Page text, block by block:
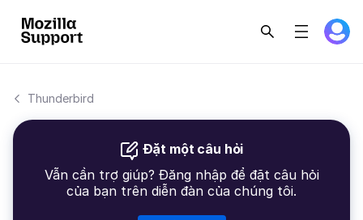
Thunderbird
Đặt một câu hỏi
Vẫn cần trợ giúp? Đăng nhập để đặt câu hỏi
của bạn trên diễn đàn của chúng tôi.